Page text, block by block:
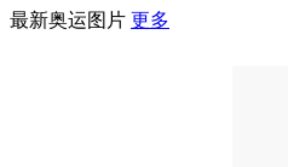
最新奥运图片 更多